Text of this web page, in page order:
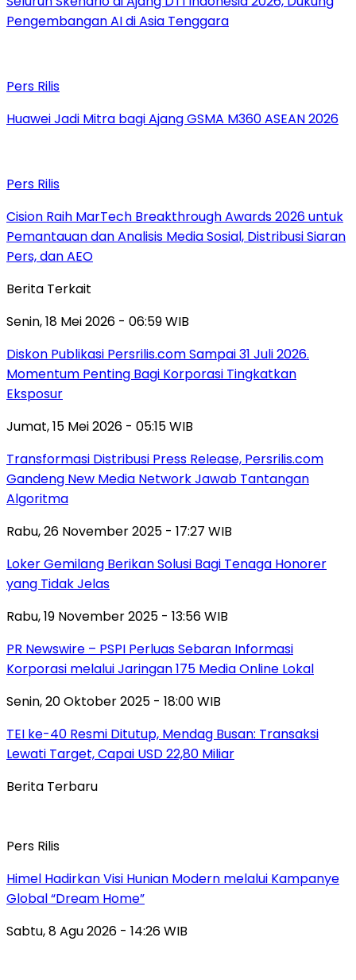
Pengembangan AI di Asia Tenggara
Pers Rilis
Huawei Jadi Mitra bagi Ajang GSMA M360 ASEAN 2026
Pers Rilis
Cision Raih MarTech Breakthrough Awards 2026 untuk
Pemantauan dan Analisis Media Sosial, Distribusi Siaran
Pers, dan AEO
Berita Terkait
Senin, 18 Mei 2026 - 06:59 WIB
Diskon Publikasi Persrilis.com Sampai 31 Juli 2026.
Momentum Penting Bagi Korporasi Tingkatkan
Eksposur
Jumat, 15 Mei 2026 - 05:15 WIB
Transformasi Distribusi Press Release, Persrilis.com
Gandeng New Media Network Jawab Tantangan
Algoritma
Rabu, 26 November 2025 - 17:27 WIB
Loker Gemilang Berikan Solusi Bagi Tenaga Honorer
yang Tidak Jelas
Rabu, 19 November 2025 - 13:56 WIB
PR Newswire – PSPI Perluas Sebaran Informasi
Korporasi melalui Jaringan 175 Media Online Lokal
Senin, 20 Oktober 2025 - 18:00 WIB
TEI ke-40 Resmi Ditutup, Mendag Busan: Transaksi
Lewati Target, Capai USD 22,80 Miliar
Berita Terbaru
Pers Rilis
Himel Hadirkan Visi Hunian Modern melalui Kampanye
Global “Dream Home”
Sabtu, 8 Agu 2026 - 14:26 WIB